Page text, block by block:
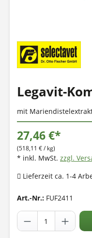
Legavit-
mit
27,46 €*
(518,11 € / kg)
* inkl. MwSt. zzgl.
Lieferzeit ca. 1-4
Art.-Nr.: FUF2411